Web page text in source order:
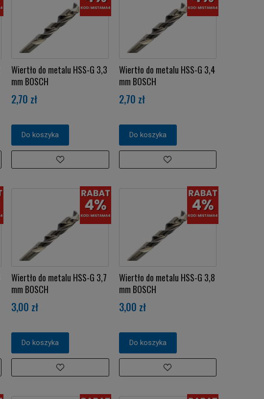
Wiertło do metalu HSS-G 3,3
mm BOSCH
2,70 zł
Do koszyka
Wiertło do metalu HSS-G 3,4
mm BOSCH
2,70 zł
Do koszyka
Wiertło do metalu HSS-G 3,7
mm BOSCH
3,00 zł
Do koszyka
Wiertło do metalu HSS-G 3,8
mm BOSCH
3,00 zł
Do koszyka